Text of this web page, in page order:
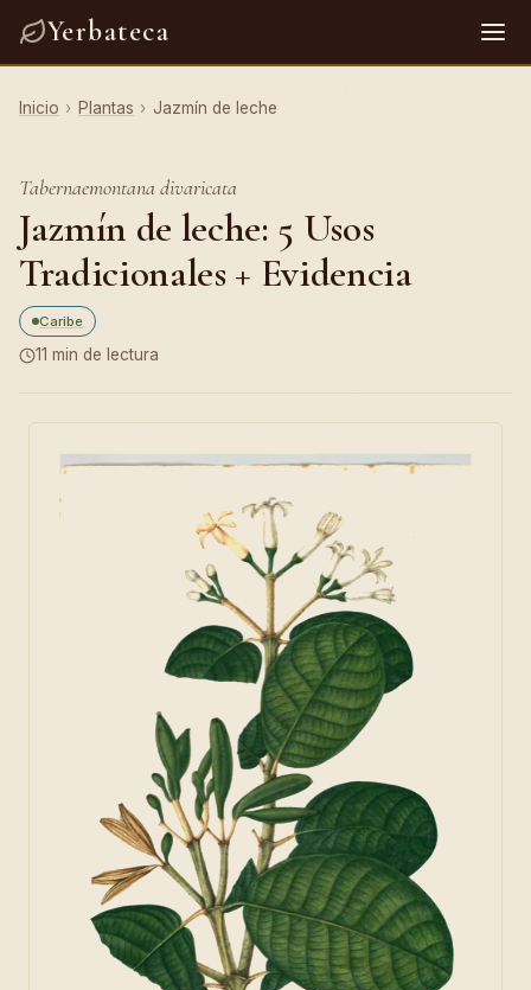
Yerbateca
Inicio › Plantas › Jazmín de leche
Tabernaemontana divaricata
Jazmín de leche: 5 Usos
Tradicionales + Evidencia
Caribe
11 min de lectura